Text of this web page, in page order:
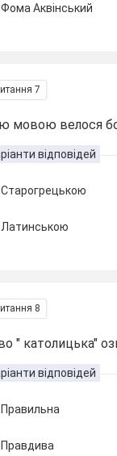
Фома Аквінський
7
мовою велося
відповідей
Старогрецькою
Латинською
8
" католицька"
відповідей
Правильна
Правдива